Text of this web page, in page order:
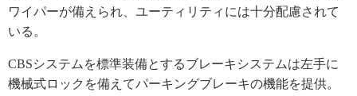
ワイパーが備えられ、ユーティリティには十分配慮されて
いる。
CBSシステムを標準装備とするブレーキシステムは左手に
機械式ロックを備えてパーキングブレーキの機能を提供。